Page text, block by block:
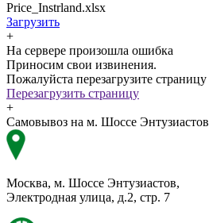
Price_Instrland.xlsx
Загрузить
+
На сервере произошла ошибка
Приносим свои извинения.
Пожалуйста перезагрузите страницу
Перезагрузить страницу
+
Самовывоз на м. Шоссе Энтузиастов
Москва, м. Шоссе Энтузиастов,
Электродная улица, д.2, стр. 7